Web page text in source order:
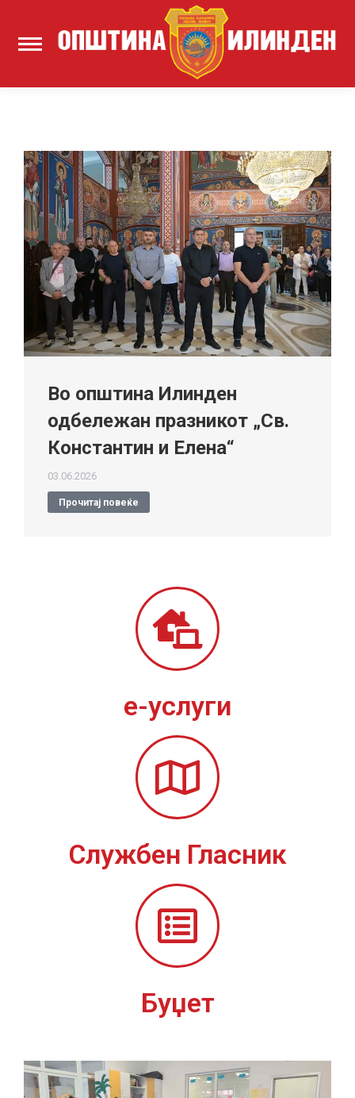
Во општина Илинден
одбележан празникот „Св.
Константин и Елена“
03.06.2026
Прочитај повеќе
е-услуги
Службен Гласник
Буџет